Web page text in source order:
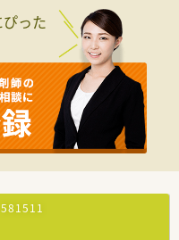
、かかりつけ薬剤師として深
想いを持つ方に最適です。
方や、仕事と家庭を両立させ
きたい方に推奨します。
ち、代表のビジョンに触れな
みたいと考える方に適してい
として地域密着型の運営を
して現場で活躍しています。
雰囲気の法人組織です。
ムを導入しており、現場で働
舗環境を整えています。
った
581511